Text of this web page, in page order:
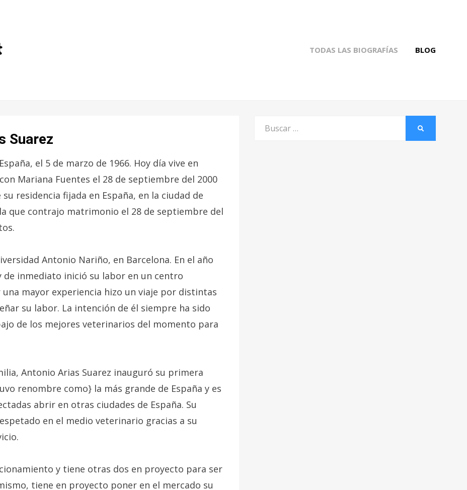
TODAS LAS BIOGRAFÍAS BLOG
Suarez
el 5 de marzo de 1966. Hoy día vive en
Mariana Fuentes el 28 de septiembre del 2000
residencia fijada en España, en la ciudad de
que contrajo matrimonio el 28 de septiembre del
Antonio Nariño, en Barcelona. En el año
inmediato inició su labor en un centro
mayor experiencia hizo un viaje por distintas
su labor. La intención de él siempre ha sido
de los mejores veterinarios del momento para
Antonio Arias Suarez inauguró su primera
renombre como} la más grande de España y es
abrir en otras ciudades de España. Su
en el medio veterinario gracias a su
y tiene otras dos en proyecto para ser
tiene en proyecto poner en el mercado su
Buscar